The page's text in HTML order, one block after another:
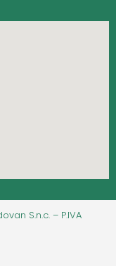
S.n.c. – P.IVA